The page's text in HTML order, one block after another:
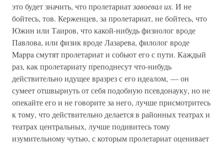
это будет значить, что пролетариатзавоевал их. И не
бойтесь, тов. Керженцев, за пролетариат, не бойтесь, что
Южин или Таиров, что какой-нибудь физиолог вроде
Павлова, или физик вроде Лазарева, филолог вроде
Mappa смутят пролетариат и собьют его с пути. Каждый
раз, как пролетариату преподнесут что-нибудь
действительно идущее вразрез с его идеалом, — он
сумеет отшвырнуть от себя подобную псевдонауку, но не
опекайте его и не говорите за него, лучше присмотритесь
к тому, что действительно делается в районных театрах и
театрах центральных, лучше подивитесь тому
изумительному чутью, с которым пролетариат оценивает